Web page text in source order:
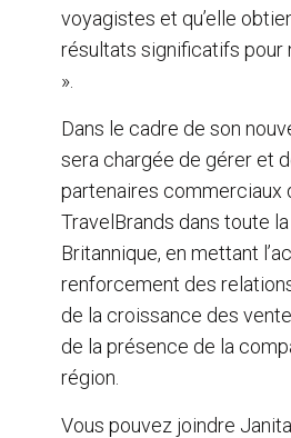
voyagistes et qu’elle
résultats significatifs pour
».
Dans le cadre de son
sera chargée de gérer et
partenaires commerciaux
TravelBrands dans toute
Britannique, en mettant
renforcement des
de la croissance des
de la présence de la
région.
Vous pouvez joindre